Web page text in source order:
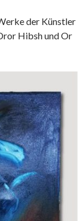
der Künstler
Hibsh und Or